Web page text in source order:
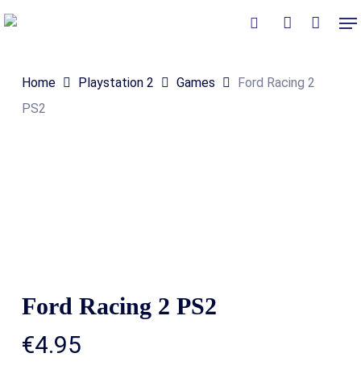
Skip
content
Home Playstation 2 Games
Ford Racing 2
PS2
Ford Racing 2 PS2
€4.95